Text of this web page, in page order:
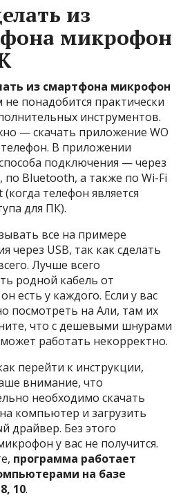
из
микрофон
из смартфона микрофон
не понадобится практически
инструментов.
— скачать приложение WO
В приложении
подключения — через
по Bluetooth, а также по Wi-Fi
(когда телефон является
для ПК).
все на примере
через USB, так как сделать
Лучше всего
родной кабель от
есть у каждого. Если у вас
посмотреть на Али, там их
что с дешевыми шнурами
работать некорректно.
перейти к инструкции,
внимание, что
необходимо скачать
компьютер и загрузить
драйвер. Без этого
у вас не получится.
программа работает
на базе
10.